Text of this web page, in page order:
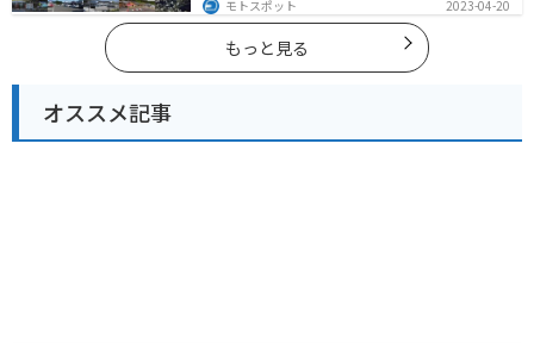
す。バイクで岩手県にツーリングに行く際は参考にして
ください。
モトスポット 2023-04-20
もっと見る
オススメ記事